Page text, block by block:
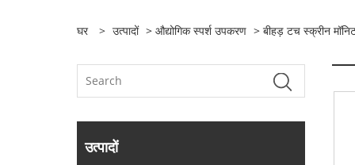
घर > उत्पादों > औद्योगिक स्पर्श उपकरण > बीहड़ टच स्क्रीन
उत्पादों